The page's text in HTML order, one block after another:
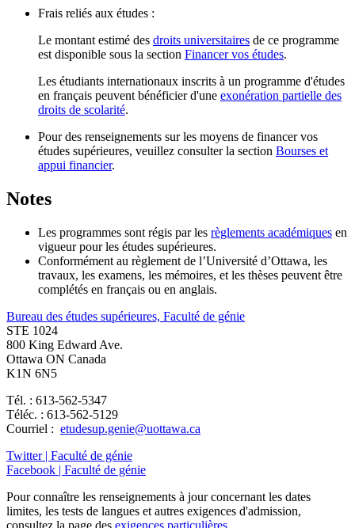
Frais reliés aux études :
Le montant estimé des droits universitaires de ce programme
est disponible sous la section Financer vos études.
Les étudiants internationaux inscrits à un programme d'études
en français peuvent bénéficier d'une exonération partielle des
droits de scolarité.
Pour des renseignements sur les moyens de financer vos
études supérieures, veuillez consulter la section Bourses et
appui financier.
Notes
Les programmes sont régis par les règlements académiques en
vigueur pour les études supérieures.
Conformément au règlement de l’Université d’Ottawa, les
travaux, les examens, les mémoires, et les thèses peuvent être
complétés en français ou en anglais.
Bureau des études supérieures, Faculté de génie
STE 1024
800 King Edward Ave.
Ottawa ON Canada
K1N 6N5
Tél. : 613-562-5347
Téléc. : 613-562-5129
Courriel : etudesup.genie@uottawa.ca
Twitter | Faculté de génie
Facebook | Faculté de génie
Pour connaître les renseignements à jour concernant les dates
limites, les tests de langues et autres exigences d'admission,
consultez la page des exigences particulières